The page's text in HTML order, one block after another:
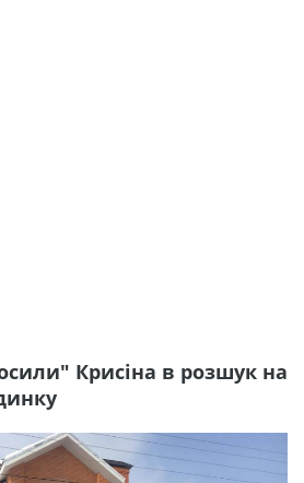
Крисіна в розшук на